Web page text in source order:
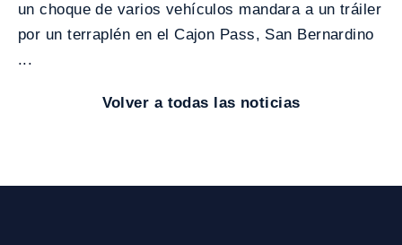
un choque de varios vehículos mandara a un tráiler
por un terraplén en el Cajon Pass, San Bernardino
...
Volver a todas las noticias